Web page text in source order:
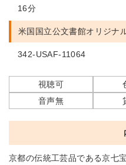
16分
米国国立公文書館オリジナ
342-USAF-11064
視聴可
音声無
京都の伝統工芸品である京七